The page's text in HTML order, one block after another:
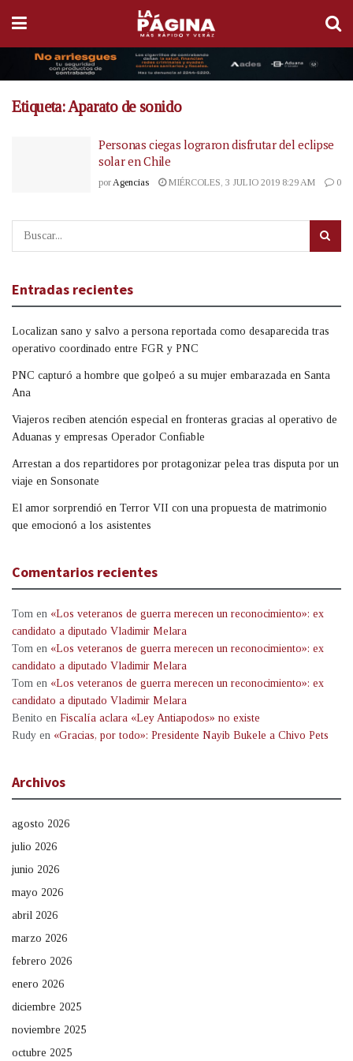
Etiqueta:Aparato de sonido
Personas ciegas lograron disfrutar del eclipse
solar en Chile
por Agencias MIÉRCOLES, 3 JULIO 2019 8:29 AM 0
Entradas recientes
Localizan sano y salvo a persona reportada como desaparecida tras
operativo coordinado entre FGR y PNC
PNC capturó a hombre que golpeó a su mujer embarazada en Santa
Ana
Viajeros reciben atención especial en fronteras gracias al operativo de
Aduanas y empresas Operador Confiable
Arrestan a dos repartidores por protagonizar pelea tras disputa por un
viaje en Sonsonate
El amor sorprendió en Terror VII con una propuesta de matrimonio
que emocionó a los asistentes
Comentarios recientes
Tom en «Los veteranos de guerra merecen un reconocimiento»: ex
candidato a diputado Vladimir Melara
Tom en «Los veteranos de guerra merecen un reconocimiento»: ex
candidato a diputado Vladimir Melara
Tom en «Los veteranos de guerra merecen un reconocimiento»: ex
candidato a diputado Vladimir Melara
Benito en Fiscalía aclara «Ley Antiapodos» no existe
Rudy en «Gracias, por todo»: Presidente Nayib Bukele a Chivo Pets
Archivos
agosto 2026
julio 2026
junio 2026
mayo 2026
abril 2026
marzo 2026
febrero 2026
enero 2026
diciembre 2025
noviembre 2025
octubre 2025